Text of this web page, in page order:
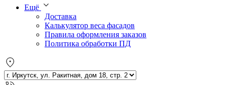
Ещё
Доставка
Калькулятор веса фасадов
Правила оформления заказов
Политика обработки ПД